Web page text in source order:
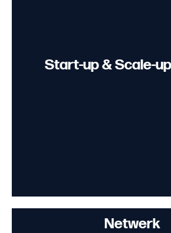
Start-up & Scale-
Netwerk